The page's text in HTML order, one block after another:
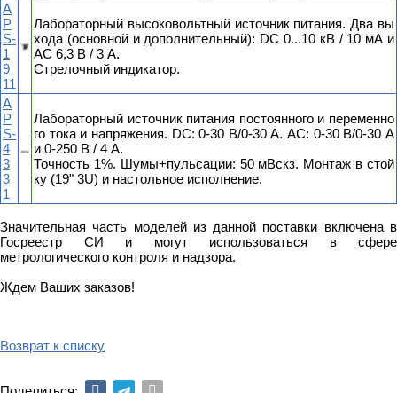
A
P
S-
1
9
11
Лабораторный высоковольтный источник питания. Два вы
хода (основной и дополнительный): DC 0...10 кВ / 10 мА и
AC 6,3 В / 3 А.
Стрелочный индикатор.
A
P
S-
4
3
3
1
Лабораторный источник питания постоянного и переменно
го тока и напряжения. DC: 0-30 В/0-30 А. AC: 0-30 В/0-30 А
и 0-250 В / 4 А.
Точность 1%. Шумы+пульсации: 50 мВскз. Монтаж в стой
ку (19" 3U) и настольное исполнение.
Значительная часть моделей из данной поставки включена в
Госреестр СИ и могут использоваться в сфере
метрологического контроля и надзора.
Ждем Ваших заказов!
Возврат к списку